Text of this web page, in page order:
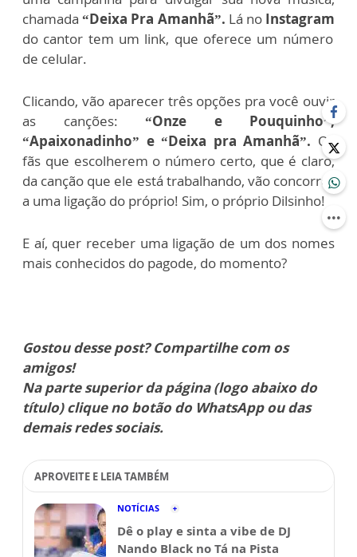
chamada “Deixa Pra Amanhã”. Lá no Instagram
do cantor tem um link, que oferece um número
de celular.
Clicando, vão aparecer três opções pra você ouvir
as canções: “Onze e Pouquinho”,
“Apaixonadinho” e “Deixa pra Amanhã”. Os
fãs que escolherem o número certo, que é claro,
da canção que ele está trabalhando, vão concorrer
a uma ligação do próprio! Sim, o próprio Dilsinho!
E aí, quer receber uma ligação de um dos nomes
mais conhecidos do pagode, do momento?
Gostou desse post? Compartilhe com os
amigos!
Na parte superior da página (logo abaixo do
título) clique no botão do WhatsApp ou das
demais redes sociais.
APROVEITE E LEIA TAMBÉM
NOTÍCIAS
Dê o play e sinta a vibe de DJ
Nando Black no Tá na Pista